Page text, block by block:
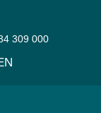
309 000